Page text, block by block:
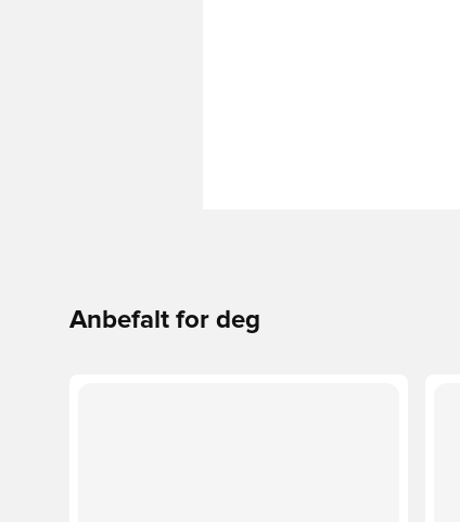
Anbefalt for deg